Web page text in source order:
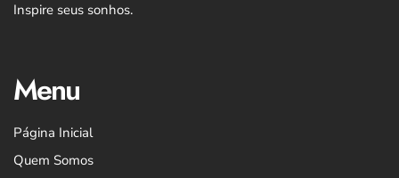
Inspire seus sonhos.
Menu
Página Inicial
Quem Somos